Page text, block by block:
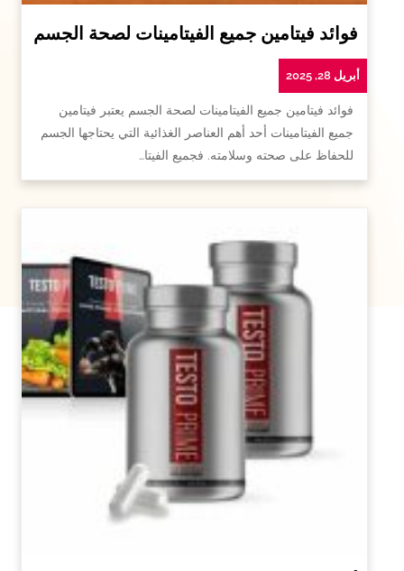
فوائد فيتامين جميع الفيتامينات لصحة الجسم
أبريل 28, 2025
فوائد فيتامين جميع الفيتامينات لصحة الجسم يعتبر فيتامين
جميع الفيتامينات أحد أهم العناصر الغذائية التي يحتاجها الجسم
للحفاظ على صحته وسلامته. فجميع الفيتا…